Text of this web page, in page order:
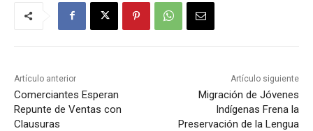
Artículo anterior
Comerciantes Esperan
Repunte de Ventas con
Clausuras
Artículo siguiente
Migración de Jóvenes
Indígenas Frena la
Preservación de la Lengua